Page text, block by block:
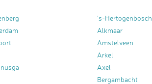
's-Hertogenbosch
Alkmaar
Amstelveen
Arkel
Axel
Bergambacht